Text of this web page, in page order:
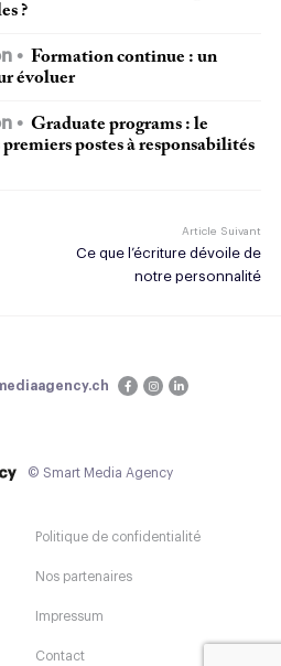
?
Formation continue : un
évoluer
Graduate programs : le
postes à responsabilités
Article Suivant
Ce que l’écriture dévoile de
notre personnalité
© Smart Media Agency
Politique de confidentialité
Nos partenaires
Impressum
Contact